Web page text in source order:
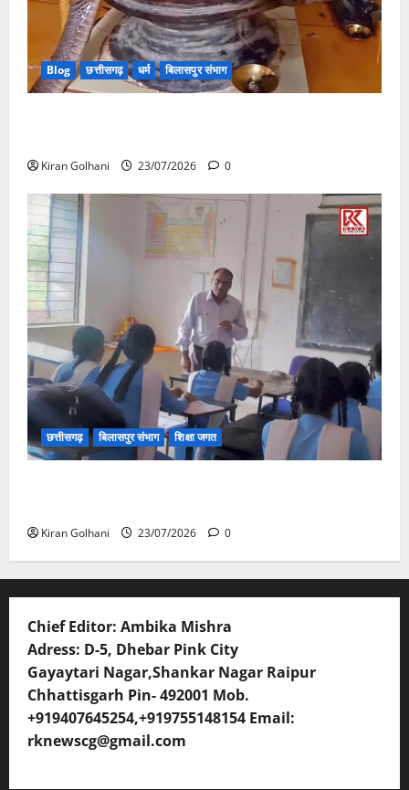
Blog छत्तीसगढ़ धर्म बिलासपुर संभाग
Kiran Golhani 23/07/2026 0
छत्तीसगढ़ बिलासपुर संभाग शिक्षा जगत
Kiran Golhani 23/07/2026 0
Chief Editor: Ambika Mishra
Adress: D-5, Dhebar Pink City
Gayaytari Nagar,Shankar Nagar Raipur
Chhattisgarh Pin- 492001 Mob.
+919407645254,+919755148154 Email:
rknewscg@gmail.com